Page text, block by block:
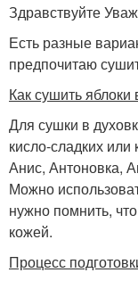
Есть разные
предпочитаю
Как сушить яблоки
Для сушки в
кисло-сладких или
Анис, Антоновка,
Можно
нужно помнить,
кожей.
Процесс